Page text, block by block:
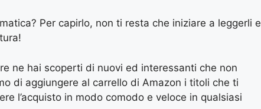
Per capirlo, non ti resta che iniziare a leggerli e
ne hai scoperti di nuovi ed interessanti che non
di aggiungere al carrello di Amazon i titoli che ti
l’acquisto in modo comodo e veloce in qualsiasi